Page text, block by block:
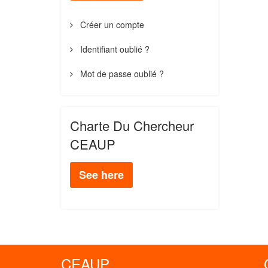
Créer un compte
Identifiant oublié ?
Mot de passe oublié ?
Charte Du Chercheur
CEAUP
See here
CEAUP